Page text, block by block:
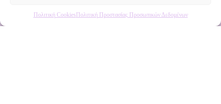
Πολιτική Cookies Πολιτική Προστασίας Προσωπικών Δεδομένων